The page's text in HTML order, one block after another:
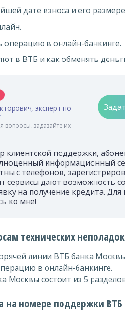
дате взноса и его
в онлайн-банкинге.
в ВТБ и как обменять
эксперт по
вопросы, задавайте их
клиентской поддержки,
информационный
с телефонов,
сервисы дают возможность
на получение кредита. Для
ко мне!
технических неполадок
линии ВТБ банка Москвы
в онлайн-банкинге.
Москвы состоит из 5
на номере поддержки ВТБ